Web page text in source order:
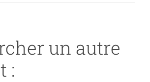
un autre
: